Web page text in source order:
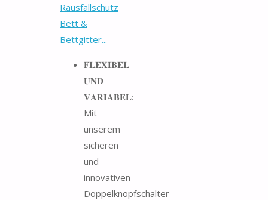
Rausfallschutz
Bett &
Bettgitter...
𝐅𝐋𝐄𝐗𝐈𝐁𝐄𝐋
𝐔𝐍𝐃
𝐕𝐀𝐑𝐈𝐀𝐁𝐄𝐋:
Mit
unserem
sicheren
und
innovativen
Doppelknopfschalter